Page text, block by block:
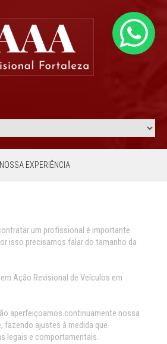
EXPERIÊNCIA
um profissional é importante
isso precisamos falar do tamanho da
Ação Revisional de Veículos em
aperfeiçoamos continuamente nossa
fazendo ajustes à medida que
legais e comportamentais.